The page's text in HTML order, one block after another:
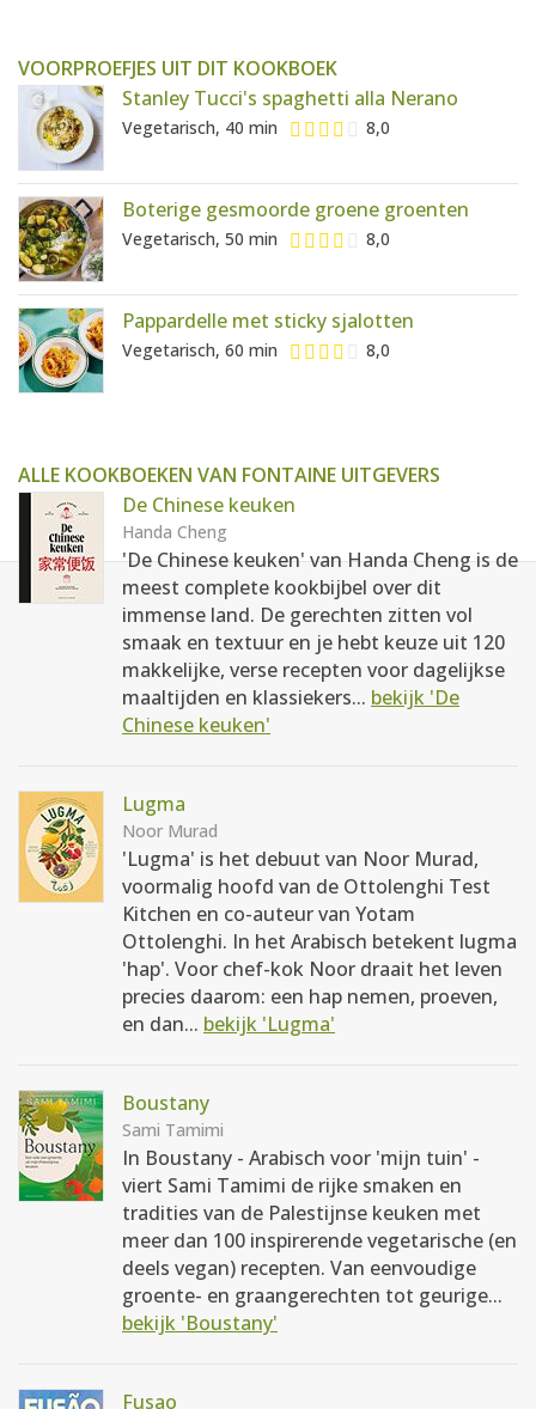
VOORPROEFJES UIT DIT KOOKBOEK
Stanley Tucci's spaghetti alla Nerano
Vegetarisch, 40 min 8,0
Boterige gesmoorde groene groenten
Vegetarisch, 50 min 8,0
Pappardelle met sticky sjalotten
Vegetarisch, 60 min 8,0
ALLE KOOKBOEKEN VAN FONTAINE UITGEVERS
De Chinese keuken
Handa Cheng
'De Chinese keuken' van Handa Cheng is de
meest complete kookbijbel over dit
immense land. De gerechten zitten vol
smaak en textuur en je hebt keuze uit 120
makkelijke, verse recepten voor dagelijkse
maaltijden en klassiekers... bekijk 'De
Chinese keuken'
Lugma
Noor Murad
'Lugma' is het debuut van Noor Murad,
voormalig hoofd van de Ottolenghi Test
Kitchen en co-auteur van Yotam
Ottolenghi. In het Arabisch betekent lugma
'hap'. Voor chef-kok Noor draait het leven
precies daarom: een hap nemen, proeven,
en dan... bekijk 'Lugma'
Boustany
Sami Tamimi
In Boustany - Arabisch voor 'mijn tuin' -
viert Sami Tamimi de rijke smaken en
tradities van de Palestijnse keuken met
meer dan 100 inspirerende vegetarische (en
deels vegan) recepten. Van eenvoudige
groente- en graangerechten tot geurige...
bekijk 'Boustany'
Fusao